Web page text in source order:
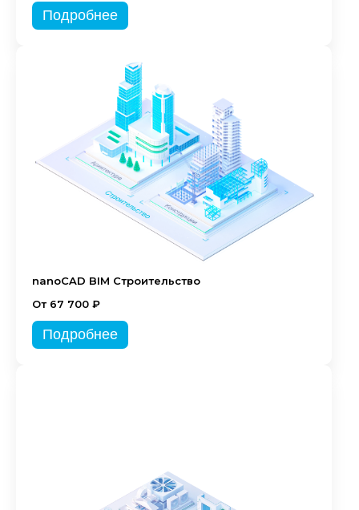
Подробнее
nanoCAD BIM Строительство
От 67 700 ₽
Подробнее